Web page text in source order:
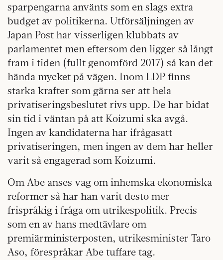
sparpengarna använts som en slags extra
budget av politikerna. Utförsäljningen av
Japan Post har visserligen klubbats av
parlamentet men eftersom den ligger så långt
fram i tiden (fullt genomförd 2017) så kan det
hända mycket på vägen. Inom LDP finns
starka krafter som gärna ser att hela
privatiseringsbeslutet rivs upp. De har bidat
sin tid i väntan på att Koizumi ska avgå.
Ingen av kandidaterna har ifrågasatt
privatiseringen, men ingen av dem har heller
varit så engagerad som Koizumi.
Om Abe anses vag om inhemska ekonomiska
reformer så har han varit desto mer
frispråkig i fråga om utrikespolitik. Precis
som en av hans medtävlare om
premiärministerposten, utrikesminister Taro
Aso, förespråkar Abe tuffare tag.